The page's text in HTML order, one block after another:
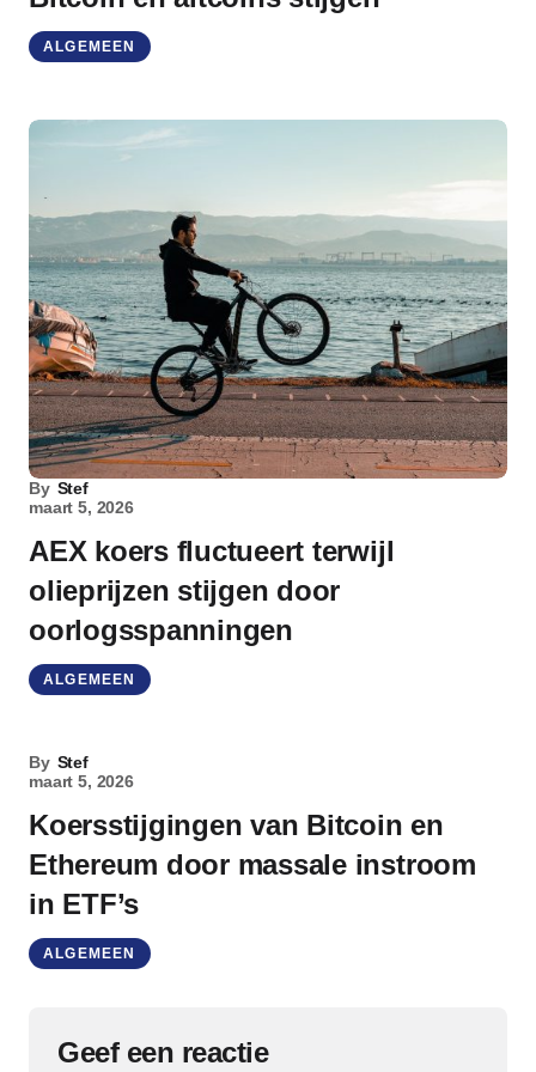
ALGEMEEN
By Stef
maart 5, 2026
AEX koers fluctueert terwijl
olieprijzen stijgen door
oorlogsspanningen
ALGEMEEN
By Stef
maart 5, 2026
Koersstijgingen van Bitcoin en
Ethereum door massale instroom
in ETF’s
ALGEMEEN
Geef een reactie